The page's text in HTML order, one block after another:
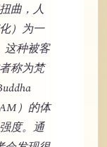
曲，人
）为一
这种被客
称为梵
）的体
度。通